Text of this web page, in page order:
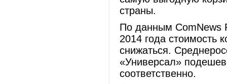
страны.
По данным ComNews
2014 года стоимость
снижаться.
«Универсал»
соответственно.